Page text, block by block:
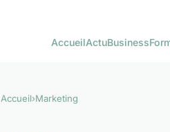
AccueilActuBusiness
Accueil›Marketing